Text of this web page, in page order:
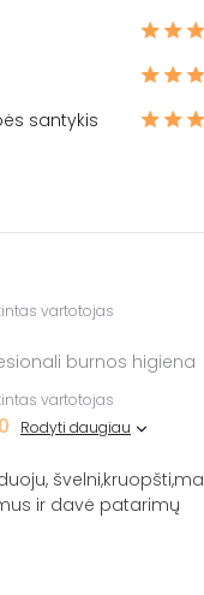
santykis
vartotojas
burnos higiena
vartotojas
Rodyti daugiau
ir davė patarimų